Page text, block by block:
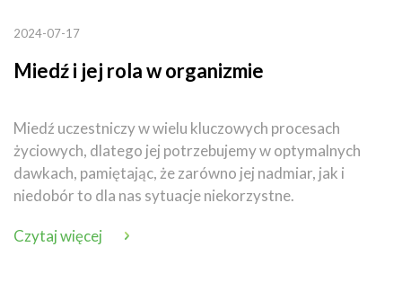
2024-07-17
Miedź i jej rola w organizmie
Miedź uczestniczy w wielu kluczowych procesach
życiowych, dlatego jej potrzebujemy w optymalnych
dawkach, pamiętając, że zarówno jej nadmiar, jak i
niedobór to dla nas sytuacje niekorzystne.
Czytaj więcej